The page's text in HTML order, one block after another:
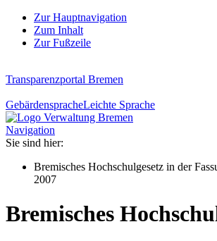
Zur Hauptnavigation
Zum Inhalt
Zur Fußzeile
Transparenzportal Bremen
GebärdenspracheLeichte Sprache
Navigation
Sie sind hier:
Bremisches Hochschulgesetz in der
2007
Bremisches